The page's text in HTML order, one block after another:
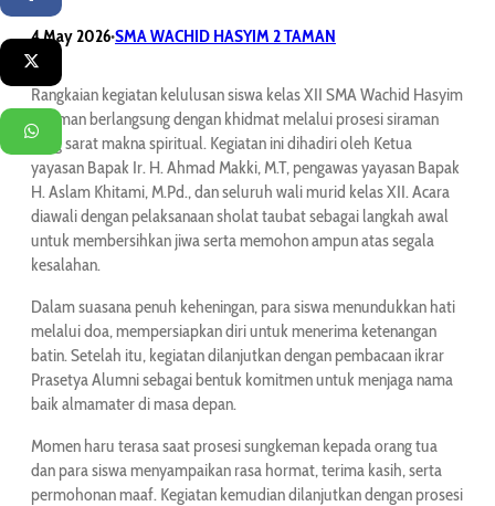
4 May 2026•SMA WACHID HASYIM 2 TAMAN
Rangkaian kegiatan kelulusan siswa kelas XII SMA Wachid Hasyim
2 Taman berlangsung dengan khidmat melalui prosesi siraman
yang sarat makna spiritual. Kegiatan ini dihadiri oleh Ketua
yayasan Bapak Ir. H. Ahmad Makki, M.T, pengawas yayasan Bapak
H. Aslam Khitami, M.Pd., dan seluruh wali murid kelas XII. Acara
diawali dengan pelaksanaan sholat taubat sebagai langkah awal
untuk membersihkan jiwa serta memohon ampun atas segala
kesalahan.
Dalam suasana penuh keheningan, para siswa menundukkan hati
melalui doa, mempersiapkan diri untuk menerima ketenangan
batin. Setelah itu, kegiatan dilanjutkan dengan pembacaan ikrar
Prasetya Alumni sebagai bentuk komitmen untuk menjaga nama
baik almamater di masa depan.
Momen haru terasa saat prosesi sungkeman kepada orang tua
dan para siswa menyampaikan rasa hormat, terima kasih, serta
permohonan maaf. Kegiatan kemudian dilanjutkan dengan prosesi
WhatsApp